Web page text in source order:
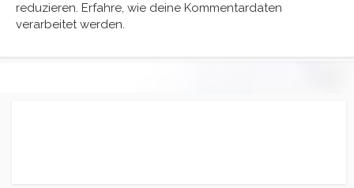
reduzieren. Erfahre, wie deine Kommentardaten
verarbeitet werden.